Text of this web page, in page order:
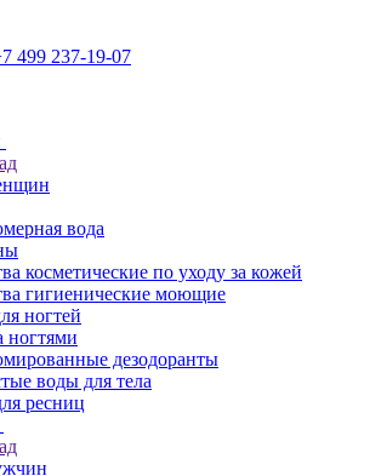
499 237-19-07
вода
косметические по уходу за кожей
гигиенические моющие
ногтей
ногтями
дезодоранты
воды для тела
ресниц